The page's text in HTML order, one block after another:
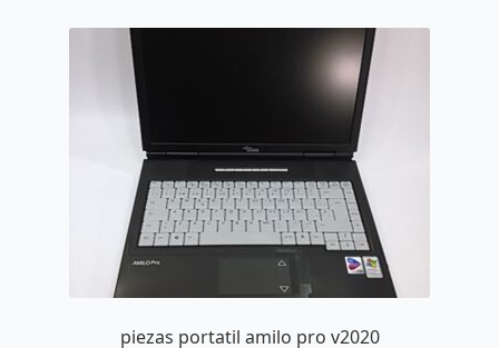
piezas portatil amilo pro v2020